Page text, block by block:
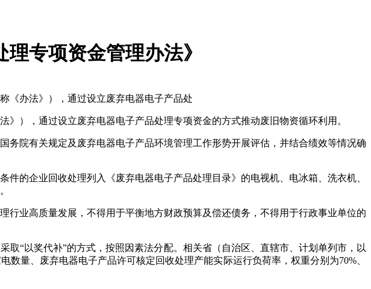
专项资金管理办法》
《办法》），通过设立废弃电器电子产品处
），通过设立废弃电器电子产品处理专项资金的方式推动废旧物资循环利用。
院有关规定及废弃电器电子产品环境管理工作形势开展评估，并结合绩效等情况确
的企业回收处理列入《废弃电器电子产品处理目录》的电视机、电冰箱、洗衣机、
行业高质量发展，不得用于平衡地方财政预算及偿还债务，不得用于行政事业单位的
“以奖代补”的方式，按照因素法分配。相关省（自治区、直辖市、计划单列市，以
量、废弃电器电子产品许可核定回收处理产能实际运行负荷率，权重分别为70%、